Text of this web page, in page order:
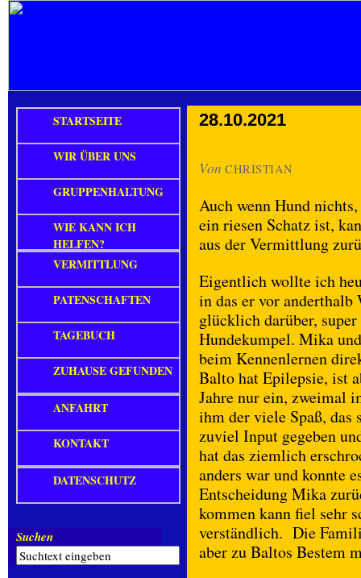
28.10.2021
Von CHRISTIAN
Auch wenn Hund
ein riesen Schatz ist,
aus der Vermittlung
Eigentlich wollte ich
in das er vor anderthalb
glücklich darüber,
Hundekumpel. Mika
beim Kennenlernen
Balto hat Epilepsie, ist
Jahre nur ein, zweimal
ihm der viele Spaß,
zuviel Input gegeben
hat das ziemlich
anders war und konnte
Entscheidung Mika
kommen kann fiel sehr
verständlich. Die
aber zu Baltos Bestem
STARTSEITE
WIR ÜBER UNS
GRUPPENHALTUNG
WIE KANN ICH
HELFEN?
VERMITTLUNG
PATENSCHAFTEN
TAGEBUCH
ZUHAUSE GEFUNDEN
ANFAHRT
KONTAKT
DATENSCHUTZ
Suchen